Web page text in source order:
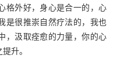
格外好，身心是合一的，心
是很推崇自然疗法的，我也
，汲取痊愈的力量，你的心
升。